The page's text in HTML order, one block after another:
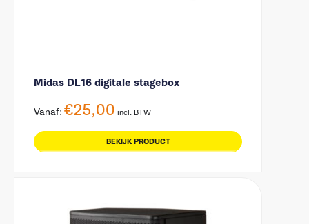
Midas DL16 digitale stagebox
Vanaf: €25,00 incl. BTW
BEKIJK PRODUCT